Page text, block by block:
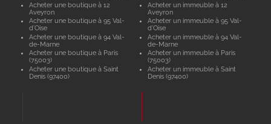
Acheter une boutique à 12
Aveyron
Acheter une boutique à 95 Val-
d'Oise
Acheter une boutique à 94 Val-
de-Marne
Acheter une boutique à Paris
(75003)
Acheter une boutique à Saint
Denis (97400)
Acheter un immeuble à 12
Aveyron
Acheter un immeuble à 95 Val-
d'Oise
Acheter un immeuble à 94 Val-
de-Marne
Acheter un immeuble à Paris
(75003)
Acheter un immeuble à Saint
Denis (97400)